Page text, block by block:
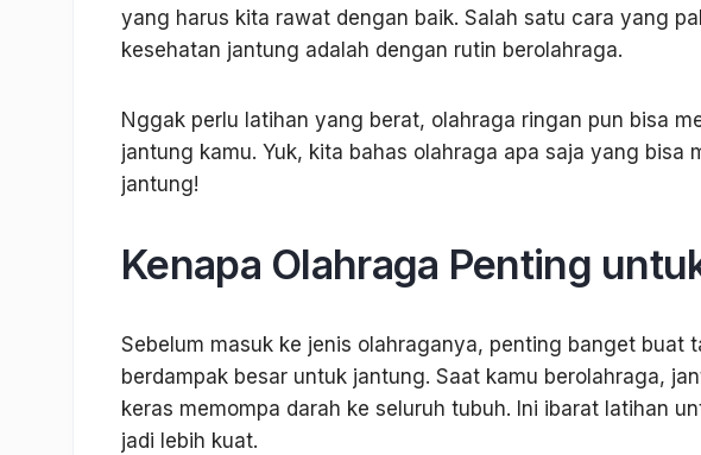
yang harus kita rawat dengan baik. Salah satu cara yang
kesehatan jantung adalah dengan rutin berolahraga.
Nggak perlu latihan yang berat, olahraga ringan pun bisa
jantung kamu. Yuk, kita bahas olahraga apa saja yang bisa
jantung!
Kenapa Olahraga Penting
Sebelum masuk ke jenis olahraganya, penting banget buat
berdampak besar untuk jantung. Saat kamu berolahraga,
keras memompa darah ke seluruh tubuh. Ini ibarat latihan
jadi lebih kuat.